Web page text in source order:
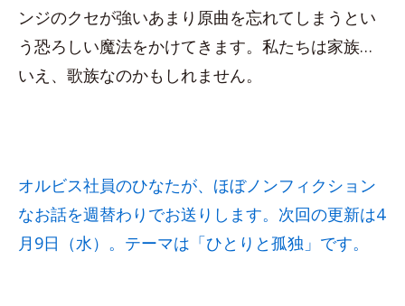
ンジのクセが強いあまり原曲を忘れてしまうとい
う恐ろしい魔法をかけてきます。私たちは家族…
いえ、歌族なのかもしれません。
オルビス社員のひなたが、ほぼノンフィクション
なお話を週替わりでお送りします。次回の更新は4
月9日（水）。テーマは「ひとりと孤独」です。